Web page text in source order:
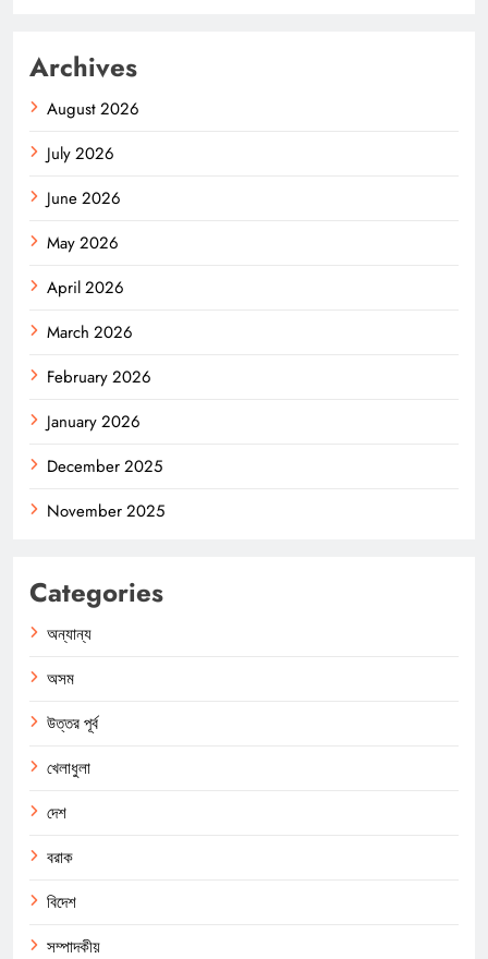
Archives
August 2026
July 2026
June 2026
May 2026
April 2026
March 2026
February 2026
January 2026
December 2025
November 2025
Categories
অন্যান্য
অসম
উত্তর পূর্ব
খেলাধুলা
দেশ
বরাক
বিদেশ
সম্পাদকীয়